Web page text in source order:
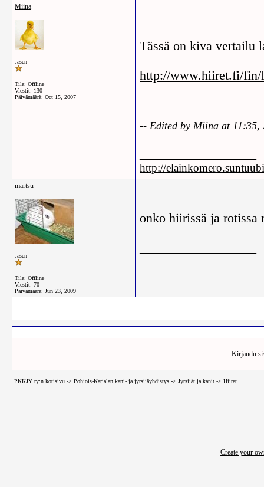
Miina
Jäsen
Tila: Offline
Viestit: 130
Päivämäärä: Oct 15, 2007
Tässä on kiva vertailu
http://www.hiiret.fi/
-- Edited by Miina at 11:35,
http://
martsu
Jäsen
Tila: Offline
Viestit: 70
Päivämäärä: Jun 23, 2009
onko hiirissä ja rotissa
Kirjaudu
PKKJY ry:n kotisivu -> Pohjois-Karjalan kani- ja jyrsijäyhdistys -> Jyrsijät ja kanit -> Hiiret
Create your